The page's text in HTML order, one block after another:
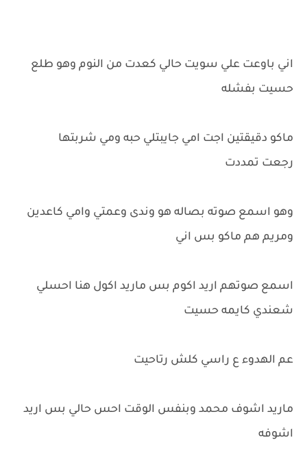
اني باوعت علي سويت حالي كعدت من النوم وهو طلع
حسيت بفشله
ماكو دقيقتين اجت امي جايبتلي حبه ومي شربتها
رجعت تمددت
وهو اسمع صوته بصاله هو وندى وعمتي وامي كاعدين
ومريم هم ماكو بس اني
اسمع صوتهم اريد اكوم بس ماريد اكول هنا احسلي
شعندي كايمه حسيت
عم الهدوء ع راسي كلش رتاحيت
ماريد اشوف محمد وبنفس الوقت احس حالي بس اريد
اشوفه